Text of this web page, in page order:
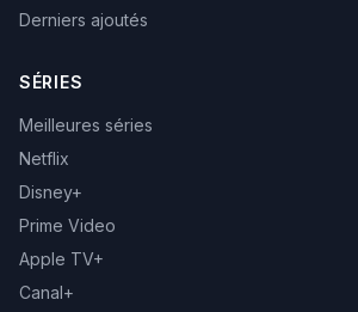
Derniers ajoutés
SÉRIES
Meilleures séries
Netflix
Disney+
Prime Video
Apple TV+
Canal+